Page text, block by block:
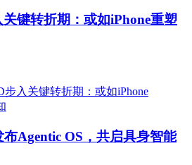
键转折期：或如iPhone重塑
Agentic OS，共启具身智能